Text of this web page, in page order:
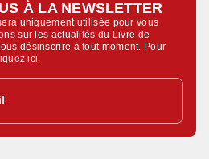
À LA NEWSLETTER
uniquement utilisée pour vous
sur les actualités du Livre de
désinscrire à tout moment. Pour
ici